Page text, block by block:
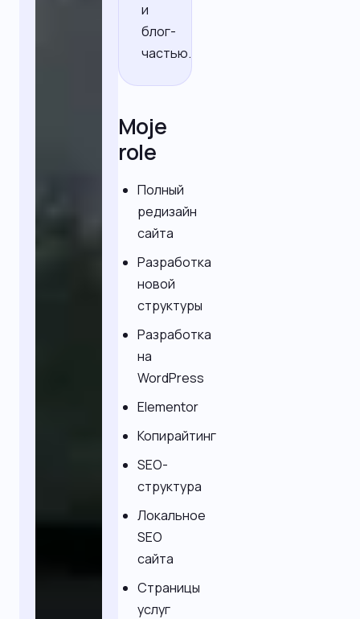
и
блог-
частью.
Moje
role
Полный
редизайн
сайта
Разработка
новой
структуры
Разработка
на
WordPress
Elementor
Копирайтинг
SEO-
структура
Локальное
SEO
сайта
Страницы
услуг